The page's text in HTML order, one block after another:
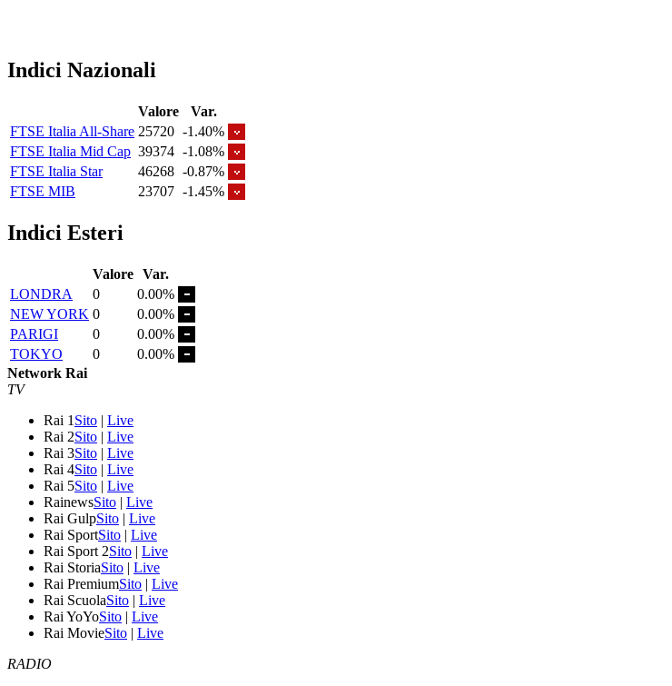
Indici Nazionali
Valore
Var.
FTSE Italia All-Share 25720 -1.40%
FTSE Italia Mid Cap 39374 -1.08%
FTSE Italia Star
46268 -0.87%
FTSE MIB
23707 -1.45%
Indici Esteri
Valore Var.
LONDRA
0
0.00%
NEW YORK 0
0.00%
PARIGI
0
0.00%
TOKYO
0
0.00%
Network Rai
TV
Rai 1 Sito | Live
Rai 2Sito | Live
Rai 3Sito | Live
Rai 4Sito | Live
Rai 5Sito | Live
RainewsSito | Live
Rai GulpSito | Live
Rai SportSito | Live
Rai Sport 2Sito | Live
Rai StoriaSito | Live
Rai PremiumSito | Live
Rai ScuolaSito | Live
Rai YoYoSito | Live
Rai MovieSito | Live
RADIO